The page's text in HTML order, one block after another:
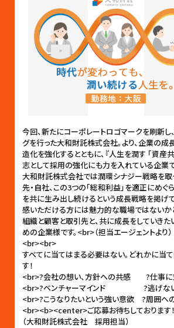
今回、新たにコーポレートロゴマークを刷新し
グを行った大和財託株式会社。より、企業の成
造化を強化するとともに、『人生を潤す 「資産
志として採用の強化にも力を入れている企業
大和財託株式会社では潤環シナジー戦略を取
先・自社、この3つの「総和利益」を適正にめぐ
を共に生み出し続けるという成長戦略を掲げ
感いただける方には魅力的な職場ではないか
組織と顧客と取引先と、共に成長をしていき
めの企業様です。<br>（担当エージェントより）
<br><br>
すべてに当てはまる必要はない。どれかに当
す！
<br>?会社の想い、方針への共感 ?仕事に
<br>?ベンチャーマインド ?逃げない
<br>?こうなりたいという強い意欲 ?周囲へ
<br><b><center>ご応募お待ちしておりま
（大和財託株式会社 採用担当）